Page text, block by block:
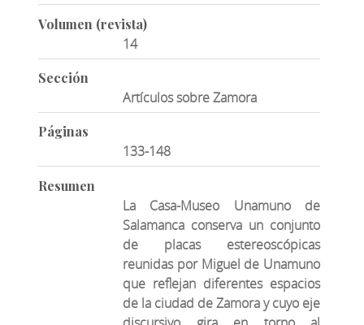
Volumen (revista)
14
Sección
Artículos sobre Zamora
Páginas
133-148
Resumen
La Casa-Museo Unamuno de
Salamanca conserva un conjunto
de placas estereoscópicas
reunidas por Miguel de Unamuno
que reflejan diferentes espacios
de la ciudad de Zamora y cuyo eje